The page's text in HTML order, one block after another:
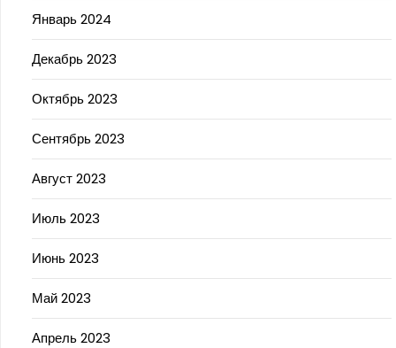
Январь 2024
Декабрь 2023
Октябрь 2023
Сентябрь 2023
Август 2023
Июль 2023
Июнь 2023
Май 2023
Апрель 2023